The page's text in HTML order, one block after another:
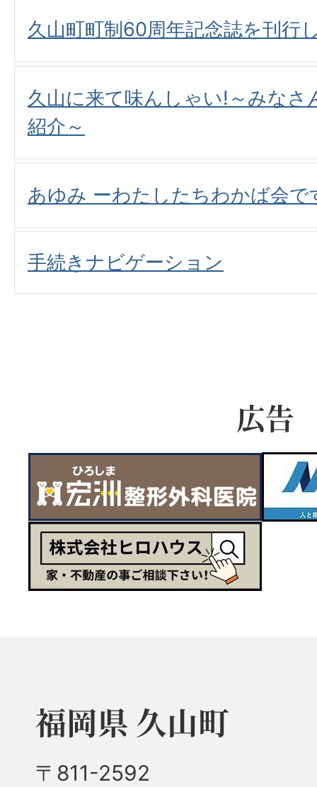
久山町町制60周年記念誌を刊行
久山に来て味んしゃい!～みなさ
紹介～
あゆみ ーわたしたちわかば会で
手続きナビゲーション
広告
福岡県 久山町
〒811-2592